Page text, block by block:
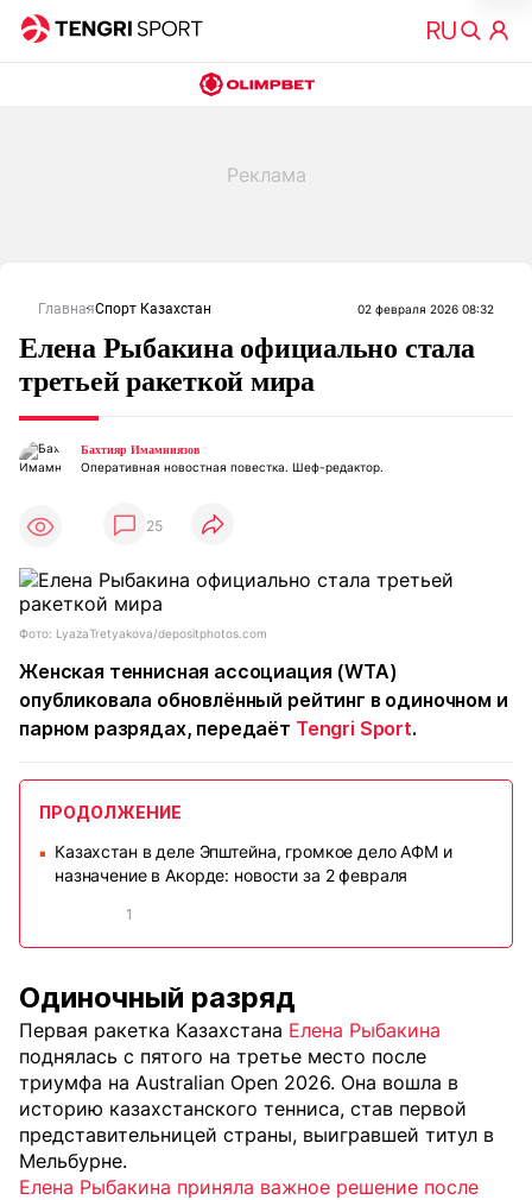
ГлавнаяСпорт Казахстан 02 февраля 2026 08:32
Елена Рыбакина официально стала
третьей ракеткой мира
Бахтияр Имамниязов
Оперативная новостная повестка. Шеф-редактор.
25
Фото: LyazaTretyakova/depositphotos.com
Женская теннисная ассоциация (WTA)
опубликовала обновлённый рейтинг в одиночном и
парном разрядах, передаёт Tengri Sport.
ПРОДОЛЖЕНИЕ
■
Казахстан в деле Эпштейна, громкое дело АФМ и
назначение в Акорде: новости за 2 февраля
1
Одиночный разряд
Первая ракетка Казахстана Елена Рыбакина
поднялась с пятого на третье место после
триумфа на Australian Open 2026. Она вошла в
историю казахстанского тенниса, став первой
представительницей страны, выигравшей титул в
Мельбурне.
Елена Рыбакина приняла важное решение после